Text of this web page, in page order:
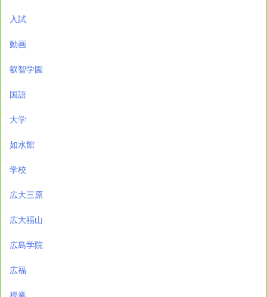
入試
動画
叡智学園
国語
大学
如水館
学校
広大三原
広大福山
広島学院
広福